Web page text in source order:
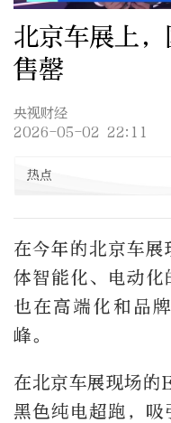
北京车展上
售罄
央视财经
2026-05-02 22:11
热点
在今年的北京车
体智能化、电动化
也在高端化和品
峰。
在北京车展现场的
黑色纯电超跑，吸